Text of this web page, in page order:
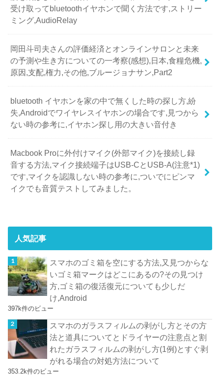
受け取ってbluetoothイヤホンで聞く方法です,ストリー
ミング,AudioRelay
岡田斗司夫さんの評価経済とオンラインサロンと未来
の予測や生き方についての一考察(感想),日本,食糧危機,
原因,支配,権力,その他,ブルージョナサン,Part2
bluetooth イヤホンを家の中で無くした時の探し方,紛
失,Androidでワイヤレスイヤホンの場合です,見つから
ない時の参考に,イヤホン探し用の大きい音付き
Macbook Proに外付けマイク(外部マイク)を接続し録
音する方法,マイク接続端子はUSB-CとUSB-A(注意*1)
です,マイクを認識しない時の参考に,ついでにピンマ
イクでも音質テストしてみました。
人気記事
スマホのゴミ箱を空にする方法,又見つからな
いゴミ箱マークはどこにあるの?その見つけ
方,ゴミ箱の復活復元についても少しだ
け,Android
397k件のビュー
スマホのガラスフィルムの剥がし方とその方
法と道具についてとドライヤーの注意点と割
れたガラスフィルムの剥がし方(1例)とすぐ剥
がれる場合の対処方法について
353.2k件のビュー